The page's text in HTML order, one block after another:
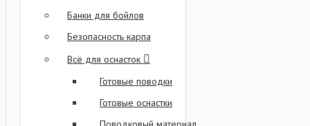
Банки для бойлов
Безопасность карпа
Всё для оснасток
Готовые поводки
Готовые оснастки